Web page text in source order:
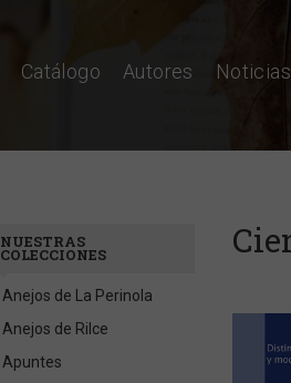
Catálogo Autores Noticias
NUESTRAS
COLECCIONES
Anejos de La Perinola
Anejos de Rilce
Apuntes